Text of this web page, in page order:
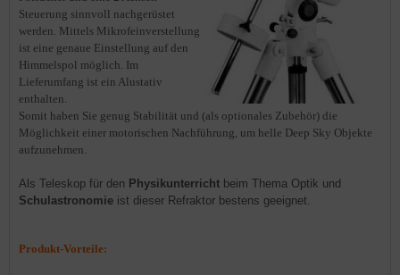
Steuerung sinnvoll nachgerüstet
werden. Mittels Mikrofeinverstellung
ist eine genaue Einstellung auf den
Himmelspol möglich. Im
Lieferumfang ist ein Alustativ
enthalten.
Somit haben Sie genug Stabilität und (als optionales Zubehör) die
Möglichkeit einer motorischen Nachführung, um helle Deep Sky Objekte
aufzunehmen.
Als Teleskop für den Physikunterricht beim Thema Optik und
Schulastronomie ist dieser Refraktor bestens geeignet.
Produkt-Vorteile: